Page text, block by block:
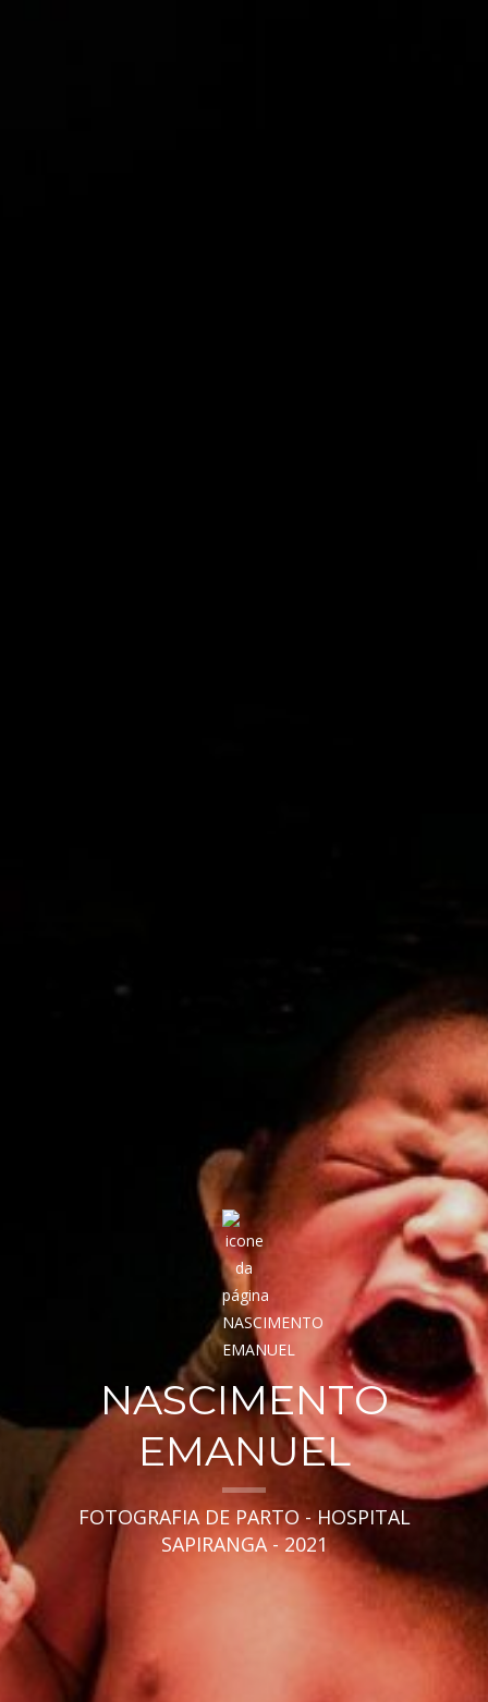
NASCIMENTO
EMANUEL
FOTOGRAFIA DE PARTO - HOSPITAL
SAPIRANGA - 2021